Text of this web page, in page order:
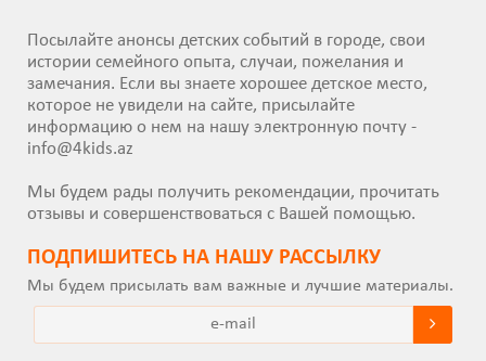
Посылайте анонсы детских событий в городе, свои
истории семейного опыта, случаи, пожелания и
замечания. Если вы знаете хорошее детское место,
которое не увидели на сайте, присылайте
информацию о нем на нашу электронную почту -
info@4kids.az
Мы будем рады получить рекомендации, прочитать
отзывы и совершенствоваться с Вашей помощью.
ПОДПИШИТEСЬ НА НАШУ РАССЫЛКУ
Мы будем присылать вам важные и лучшие материалы.